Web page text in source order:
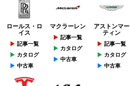
ロールス・ロ
イス
記事一覧
カタログ
中古車
マクラーレン
記事一覧
カタログ
中古車
アストンマー
ティン
記事一覧
カタログ
中古車